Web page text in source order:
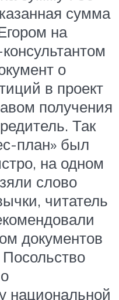
сумма
на
о
в проект
получения
Так
план» был
на одном
слово
читатель
документов
национальной